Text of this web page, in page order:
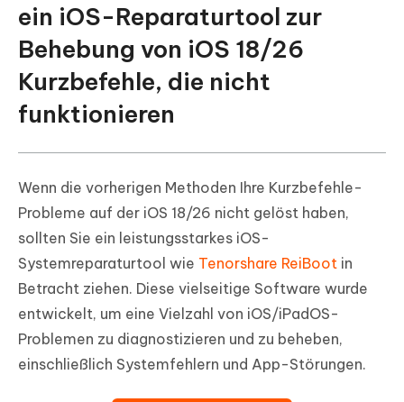
ein iOS-Reparaturtool zur
Behebung von iOS 18/26
Kurzbefehle, die nicht
funktionieren
Wenn die vorherigen Methoden Ihre Kurzbefehle-
Probleme auf der iOS 18/26 nicht gelöst haben,
sollten Sie ein leistungsstarkes iOS-
Systemreparaturtool wie Tenorshare ReiBoot in
Betracht ziehen. Diese vielseitige Software wurde
entwickelt, um eine Vielzahl von iOS/iPadOS-
Problemen zu diagnostizieren und zu beheben,
einschließlich Systemfehlern und App-Störungen.